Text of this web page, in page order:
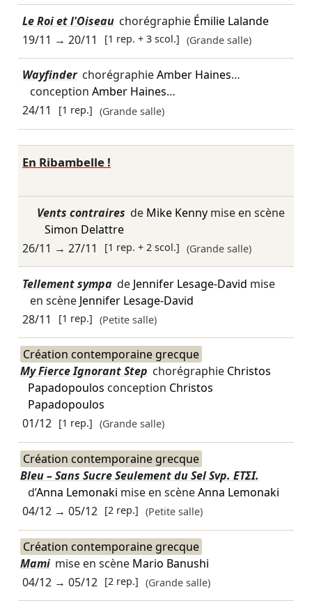
Le Roi et l'Oiseau chorégraphie Émilie Lalande
19/11 → 20/11 [1 rep. + 3 scol.] (Grande salle)
Wayfinder chorégraphieAmber Haines…
conception Amber Haines…
24/11
[1 rep.] (Grande salle)
En Ribambelle !
Vents contraires de Mike Kennymise en scène
Simon Delattre
26/11 → 27/11 [1 rep. + 2 scol.] (Grande salle)
Tellement sympa de Jennifer Lesage-David mise
en scène Jennifer Lesage-David
28/11
[1 rep.] (Petite salle)
Création contemporaine grecque
My Fierce Ignorant Step chorégraphie Christos
Papadopoulos conception Christos
Papadopoulos
01/12 [1 rep.] (Grande salle)
Création contemporaine grecque
Bleu – Sans Sucre Seulement du Sel Svp. ETΣΙ.
d’Anna Lemonaki mise en scèneAnna Lemonaki
04/12→ 05/12 [2 rep.] (Petite salle)
Création contemporaine grecque
Mami mise en scène Mario Banushi
04/12→ 05/12 [2 rep.] (Grande salle)